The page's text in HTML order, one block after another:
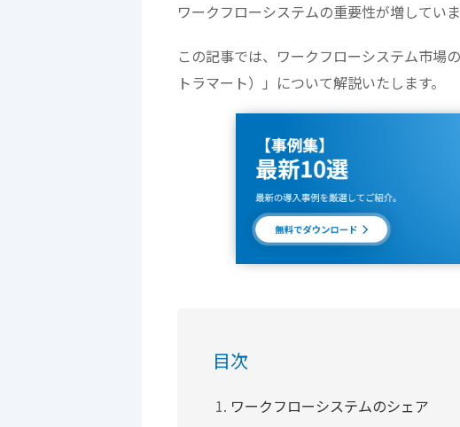
ワークフローシステムの重要性が増していま
この記事では、ワークフローシステム市
トラマート）」について解説いたします。
目次
ワークフローシステムのシェア